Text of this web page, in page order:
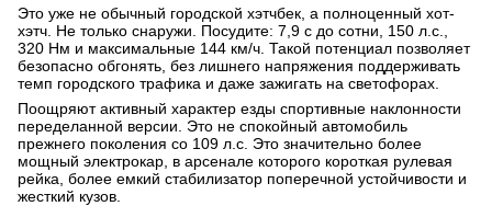
Это уже не обычный городской хэтчбек, а полноценный хот-
хэтч. Не только снаружи. Посудите: 7,9 с до сотни, 150 л.с.,
320 Нм и максимальные 144 км/ч. Такой потенциал позволяет
безопасно обгонять, без лишнего напряжения поддерживать
темп городского трафика и даже зажигать на светофорах.
Поощряют активный характер езды спортивные наклонности
переделанной версии. Это не спокойный автомобиль
прежнего поколения со 109 л.с. Это значительно более
мощный электрокар, в арсенале которого короткая рулевая
рейка, более емкий стабилизатор поперечной устойчивости и
жесткий кузов.